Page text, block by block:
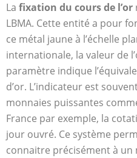
La fixation du cours de l’or
LBMA. Cette entité a pour
ce métal jaune à l’échelle
internationale, la valeur de
paramètre indique
d’or. L’indicateur est
monnaies puissantes
France par exemple, la
jour ouvré. Ce système
connaitre précisément à